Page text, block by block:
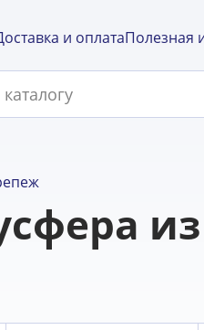
и оплатаПолезная